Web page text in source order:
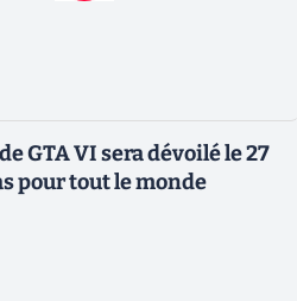
GTA VI sera dévoilé le 27
pour tout le monde